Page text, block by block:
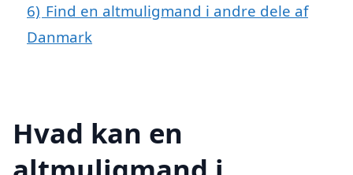
6) Find en altmuligmand i andre dele af
Danmark
Hvad kan en